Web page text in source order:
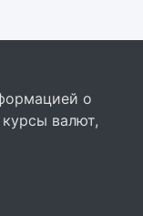
о
валют,